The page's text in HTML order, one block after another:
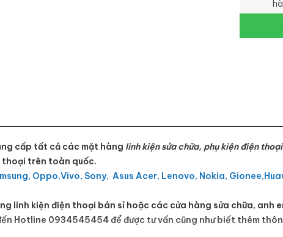
cấp tất cả các mặt hàng linh kiện sửa chữa, phụ kiện điện
thoại trên toàn quốc.
Oppo,Vivo, Sony, Asus Acer, Lenovo, Nokia,
linh kiện điện thoại bán sỉ hoặc các cửa hàng sửa chữa, anh
Hotline 0934545454để được tư vấn cũng như biết thêm